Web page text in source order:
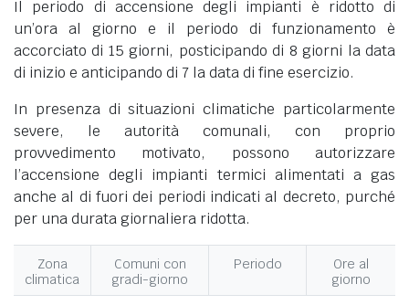
Il periodo di accensione degli impianti è ridotto di
un’ora al giorno e il periodo di funzionamento è
accorciato di 15 giorni, posticipando di 8 giorni la data
di inizio e anticipando di 7 la data di fine esercizio.
In presenza di situazioni climatiche particolarmente
severe, le autorità comunali, con proprio
provvedimento motivato, possono autorizzare
l’accensione degli impianti termici alimentati a gas
anche al di fuori dei periodi indicati al decreto, purché
per una durata giornaliera ridotta.
Zona
climatica
Comuni con
gradi-giorno
Periodo
Ore al
giorno